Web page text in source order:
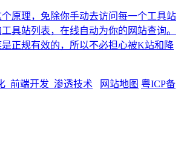
原理，免除你手动去访问每一个工具站
具站列表，在线自动为你的网站查询。
正规有效的，所以不必担心被K站和降
_前端开发_渗透技术 网站地图 粤ICP备